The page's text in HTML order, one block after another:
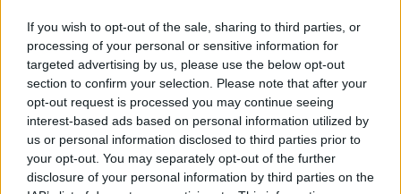
If you wish to opt-out of the sale, sharing to third parties, or
processing of your personal or sensitive information for
targeted advertising by us, please use the below opt-out
section to confirm your selection. Please note that after your
opt-out request is processed you may continue seeing
interest-based ads based on personal information utilized by
us or personal information disclosed to third parties prior to
your opt-out. You may separately opt-out of the further
disclosure of your personal information by third parties on the
HubSpotofrecen soluciones que permiten la
recopilación y análisis de datos en tiempo real.
Esto facilita una toma de decisiones más rápida y
fundamentada en datos.
Pero, ¿qué métricas debes tener en cuenta? Es
fundamental definir claramente quéKPIse van a